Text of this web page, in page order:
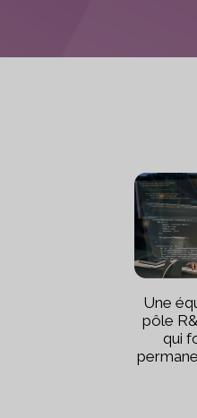
Une
pôle
qui